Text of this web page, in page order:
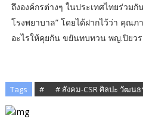
ถึงองค์กรต่างๆ ในประเทศไทยร่วม
โรงพยาบาล” โดยได้ฝากไว้ว่า คุณ
อะไรให้คุยกัน ขยันทบทวน พญ.ปิยว
Tags # ​ # สังคม-CSR ศิลปะ วัฒนธ